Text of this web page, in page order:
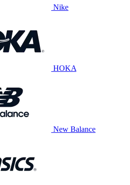
Nike
HOKA
New Balance